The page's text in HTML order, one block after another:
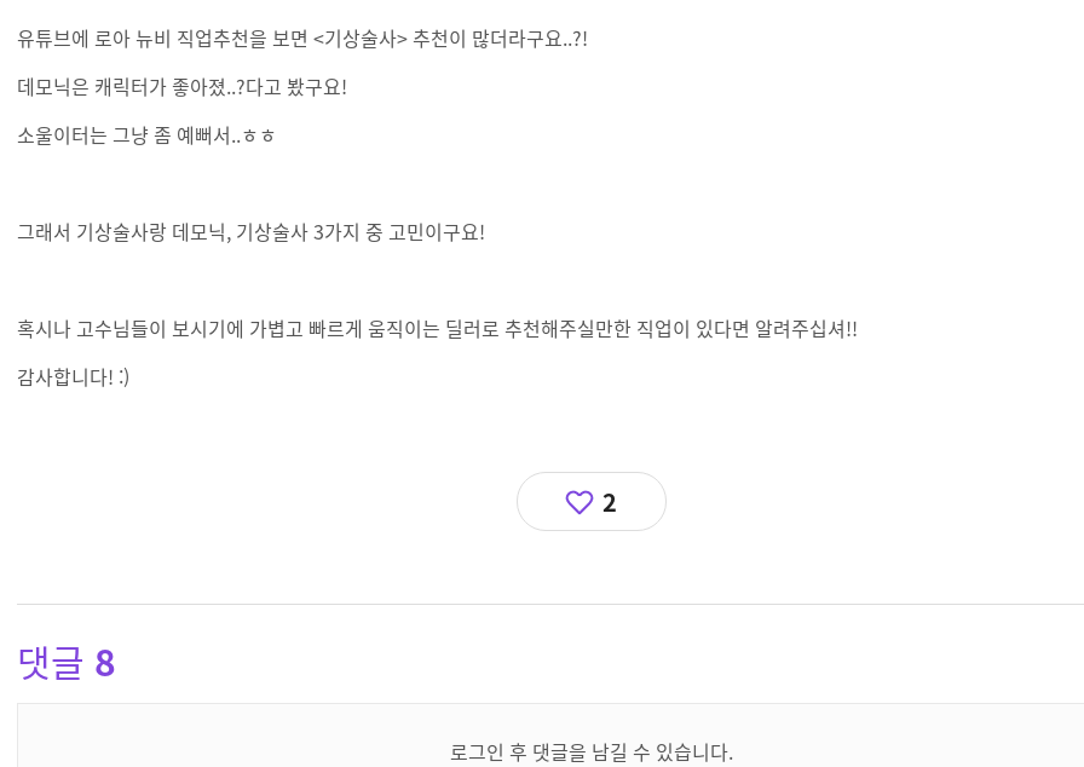
유튜브에 로아 뉴비 직업추천을 보면 <기상술사> 추천이 많더라구요..?!
데모닉은 캐릭터가 좋아졌..?다고 봤구요!
소울이터는 그냥 좀 예뻐서..ㅎㅎ
그래서 기상술사랑 데모닉, 기상술사 3가지 중 고민이구요!
혹시나 고수님들이 보시기에 가볍고 빠르게 움직이는 딜러로 추천해주실만한 직업이 있다면 알려주십셔!!
감사합니다! :)
2
댓글 8
로그인 후 댓글을 남길 수 있습니다.